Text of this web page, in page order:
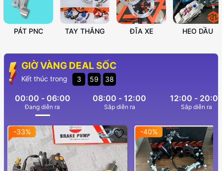
PÁT PNC TAY THẮNG ĐĨA XE HEO DẦU
GIỜ VÀNG DEAL SỐC
Kết thúc trong 3 59 37
00:00 - 06:00
Ðang diễn ra
08:00 - 12:00
Sắp diễn ra
12:00 -
Sắp diễn ra
-33% -40%